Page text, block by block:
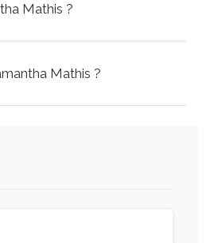
Mathis ?
Mathis ?